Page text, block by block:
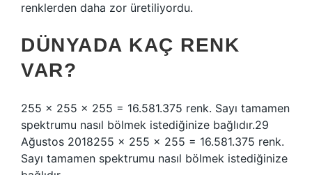
renklerden daha zor üretiliyordu.
DÜNYADA KAÇ RENK
VAR?
255 x 255 x 255 = 16.581.375 renk. Sayı tamamen
spektrumu nasıl bölmek istediğinize bağlıdır.29
Ağustos 2018255 x 255 x 255 = 16.581.375 renk.
Sayı tamamen spektrumu nasıl bölmek istediğinize